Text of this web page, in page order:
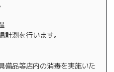
計測を行います。
備品等店内の消毒を実施いた